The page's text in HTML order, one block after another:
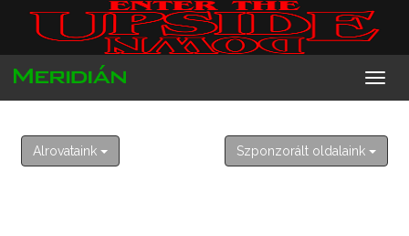
2026. augusztus 9. vasárnap
Emőd
Alrovataink Szponzorált oldalaink